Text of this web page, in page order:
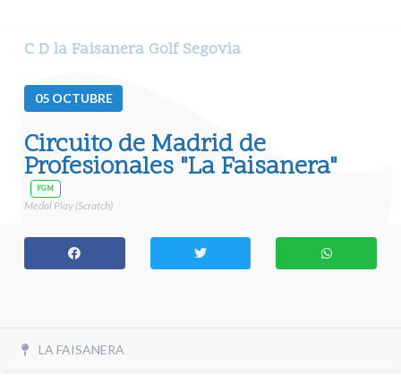
C D la Faisanera Golf Segovia
05 OCTUBRE
Circuito de Madrid de
Profesionales "La Faisanera"
FGM
Medal Play (Scratch)
LA FAISANERA